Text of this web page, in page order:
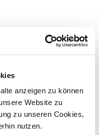
anzeigen zu können
Website zu
zu unseren Cookies,
nutzen.